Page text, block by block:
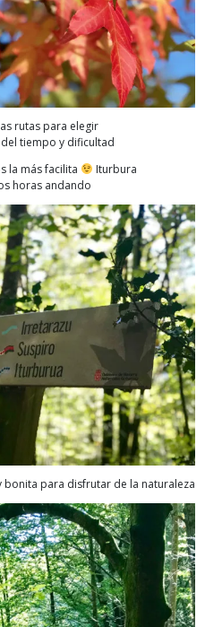
rutas para elegir
tiempo y dificultad
la más facilita
Iturbura
horas andando
bonita para disfrutar de la naturaleza